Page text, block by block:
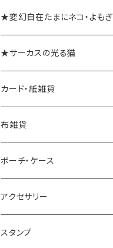
★変幻自在たまにネコ・よもぎ
★サーカスの光る猫
カード・紙雑貨
ポストカード
レターセット・便箋
ノート・メモ帳
ラッピングペーパー
布雑貨
手ぬぐい
手ぬぐいハンカチ
クリーナークロス
ポーチ・ケース
アクセサリー
ネックレス
スタンプ